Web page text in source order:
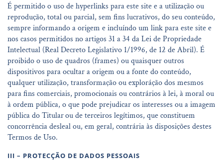
É permitido o uso de hyperlinks para este site e a utilização ou
reprodução, total ou parcial, sem fins lucrativos, do seu conteúdo,
sempre informando a origem e incluíndo um link para este site e
nos casos permitidos no artigos 31 a 34 da Lei de Propriedade
Intelectual (Real Decreto Legislativo 1/1996, de 12 de Abril). É
proibido o uso de quadros (frames) ou quaisquer outros
dispositivos para ocultar a origem ou a fonte do conteúdo,
qualquer utilização, transformação ou exploráção dos mesmos
para fins comerciais, promocionais ou contrários à lei, à moral ou
à ordem pública, o que pode prejudicar os interesses ou a imagem
pública do Titularou de terceiros legítimos, que constituem
concorrência desleal ou, em geral, contrária às disposições destes
Termos de Uso.
III – PROTECÇÃO DE DADOS PESSOAIS